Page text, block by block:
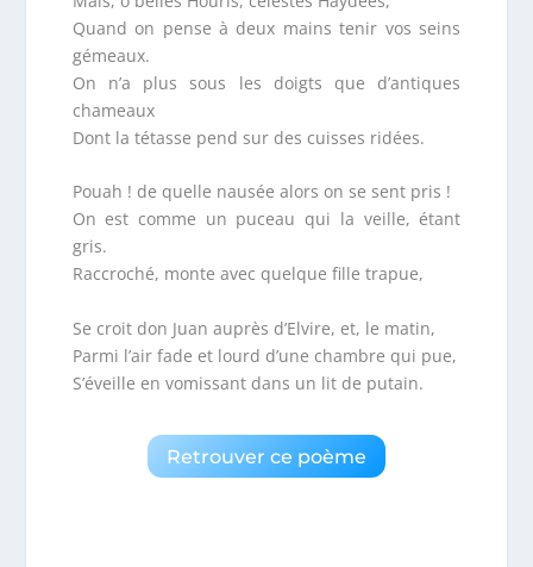
Quand on pense à deux mains tenir vos seins
gémeaux.
On n’a plus sous les doigts que d’antiques
chameaux
Dont la tétasse pend sur des cuisses ridées.
Pouah ! de quelle nausée alors on se sent pris !
On est comme un puceau qui la veille, étant
gris.
Raccroché, monte avec quelque fille trapue,
Se croit don Juan auprès d’Elvire, et, le matin,
Parmi l’air fade et lourd d’une chambre qui pue,
S’éveille en vomissant dans un lit de putain.
Retrouver ce poème